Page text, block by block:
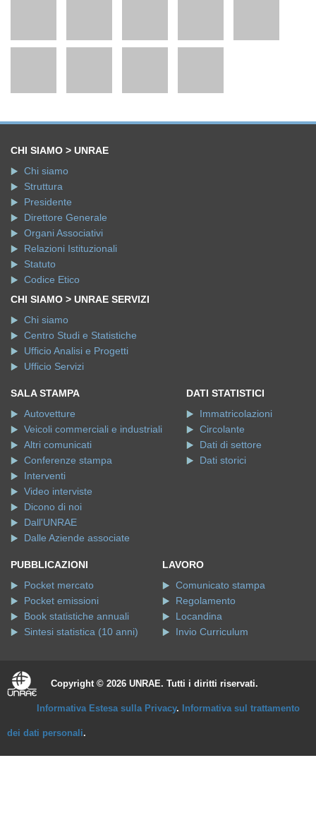
CHI SIAMO > UNRAE
Chi siamo
Struttura
Presidente
Direttore Generale
Organi Associativi
Relazioni Istituzionali
Statuto
Codice Etico
CHI SIAMO > UNRAE SERVIZI
Chi siamo
Centro Studi e Statistiche
Ufficio Analisi e Progetti
Ufficio Servizi
SALA STAMPA
Autovetture
Veicoli commerciali e industriali
Altri comunicati
Conferenze stampa
Interventi
Video interviste
Dicono di noi
Dall'UNRAE
Dalle Aziende associate
DATI STATISTICI
Immatricolazioni
Circolante
Dati di settore
Dati storici
PUBBLICAZIONI
Pocket mercato
Pocket emissioni
Book statistiche annuali
Sintesi statistica (10 anni)
LAVORO
Comunicato stampa
Regolamento
Locandina
Invio Curriculum
Copyright © 2026 UNRAE. Tutti i diritti riservati.
Informativa Estesa sulla Privacy. Informativa sul trattamento
dei dati personali.